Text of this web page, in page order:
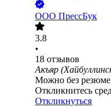
ООО ПрессБук
3.8
•
18 отзывов
Акъяр
Можно без резюме
Откликнитесь
Откликнуться